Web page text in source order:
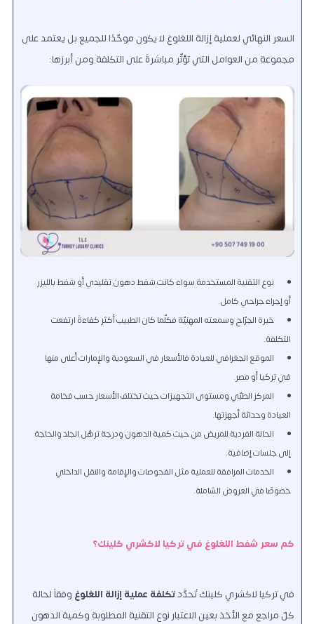
السعر النهائي لعملية إزالة اللغلوغ لا يكون موحّدًا للجميع بل يعتمد على
مجموعة من العوامل التي تؤثّر مباشرةً على التكلفة ومن أبرزها:
نوع التقنية المستخدمة سواء كانت شفط دهون تقليدي أو شفط بالليزر
أو إجراء جراحي كامل.
خبرة الجرّاح وسمعته المهنيّة فكلّما كان الطبيب أكثر كفاءةً ارتفعت
التكلفة.
الموقع الجغرافي للعيادة فالأسعار في السعودية والإمارات أعلى منها
في تركيا أو مصر.
المركز الطبّي ومستوى التجهيزات حيث تختلف الأسعار حسب فخامة
العيادة وحداثة أجهزتها.
الحالة الفردية للمريض من حيث كمية الدهون ودرجة ترهّل الجلد والحاجة
إلى جلسات إضافية.
الخدمات المرافقة للعملية مثل الفحوصات والإقامة والنقل الداخلي
خصوصًا في العروض الشاملة.
كم سعر شفط اللغلوغ في تركيا لاكشري كلينك؟
في تركيا لاكشري كلينك تُحدَّدتكلفة عملية إزالة اللغلوغ وفقاً لحالة
كلّ مراجع مع الأخذ بعين الاعتبار نوع التقنية المطلوبة وكمية الدهون